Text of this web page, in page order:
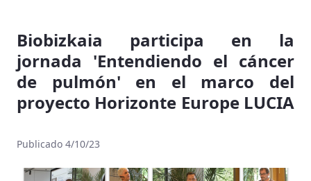
Biobizkaia participa en la
jornada 'Entendiendo el cáncer
de pulmón' en el marco del
proyecto Horizonte Europe LUCIA
Publicado 4/10/23